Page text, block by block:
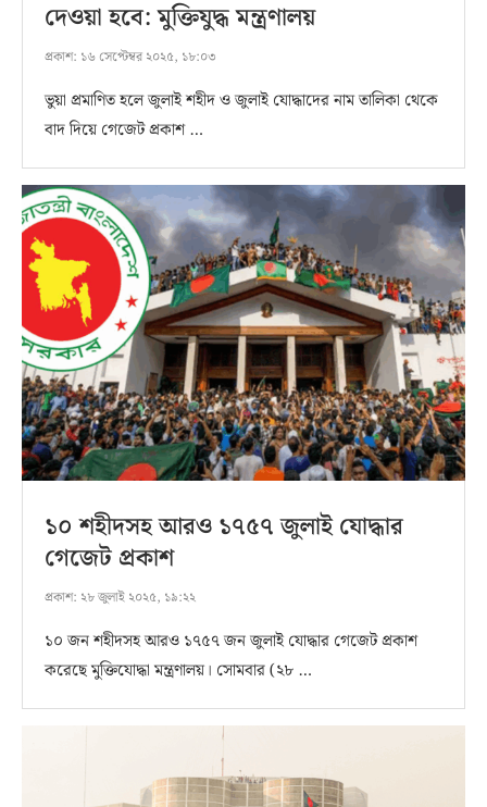
দেওয়া হবে: মুক্তিযুদ্ধ মন্ত্রণালয়
প্রকাশ: ১৬ সেপ্টেম্বর ২০২৫, ১৮:০৩
ভুয়া প্রমাণিত হলে জুলাই শহীদ ও জুলাই যোদ্ধাদের নাম তালিকা থেকে
বাদ দিয়ে গেজেট প্রকাশ …
১০ শহীদসহ আরও ১৭৫৭ জুলাই যোদ্ধার
গেজেট প্রকাশ
প্রকাশ: ২৮ জুলাই ২০২৫, ১৯:২২
১০ জন শহীদসহ আরও ১৭৫৭ জন জুলাই যোদ্ধার গেজেট প্রকাশ
করেছে মুক্তিযোদ্ধা মন্ত্রণালয়। সোমবার (২৮ …